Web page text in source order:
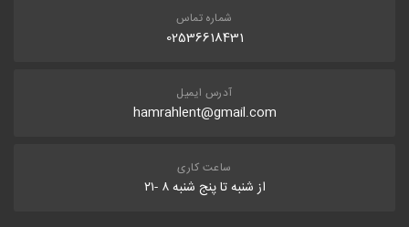
شماره تماس
02536618431
آدرس ایمیل
hamrahlent@gmail.com
ساعت کاری
از شنبه تا پنج شنبه ۸ -۲۱